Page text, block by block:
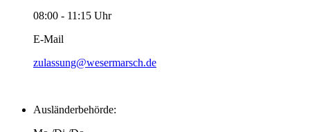
08:00 - 11:15 Uhr
E-Mail
zulassung@wesermarsch.de
Ausländerbehörde: